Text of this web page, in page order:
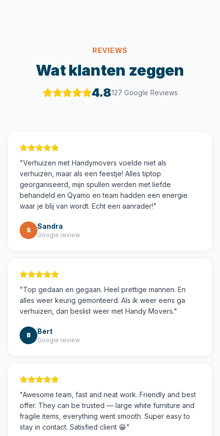
REVIEWS
Wat klanten zeggen
4.8127 Google Reviews
"Verhuizen met Handymovers voelde niet als
verhuizen, maar als een feestje! Alles tiptop
georganiseerd, mijn spullen werden met liefde
behandeld en Qyamo en team hadden een energie
waar je blij van wordt. Echt een aanrader!"
S Sandra
Google review
"Top gedaan en gegaan. Heel prettige mannen. En
alles weer keurig gemonteerd. Als ik weer eens ga
verhuizen, dan beslist weer met Handy Movers."
B Bert
Google review
"Awesome team, fast and neat work. Friendly and best
offer. They can be trusted — large white furniture and
fragile items, everything went smooth. Super easy to
stay in contact. Satisfied client 😁"